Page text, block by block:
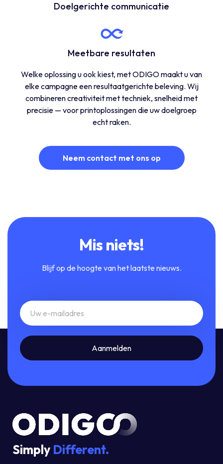
Doelgerichte communicatie
Meetbare resultaten
Welke oplossing u ook kiest, met ODIGO maakt u van
elke campagne een resultaatgerichte beleving. Wij
combineren creativiteit met techniek, snelheid met
precisie — voor printoplossingen die uw doelgroep
echt raken.
Neem contact met ons op
Mis niets!
Blijf op de hoogte van het laatste nieuws.
Simply Different.